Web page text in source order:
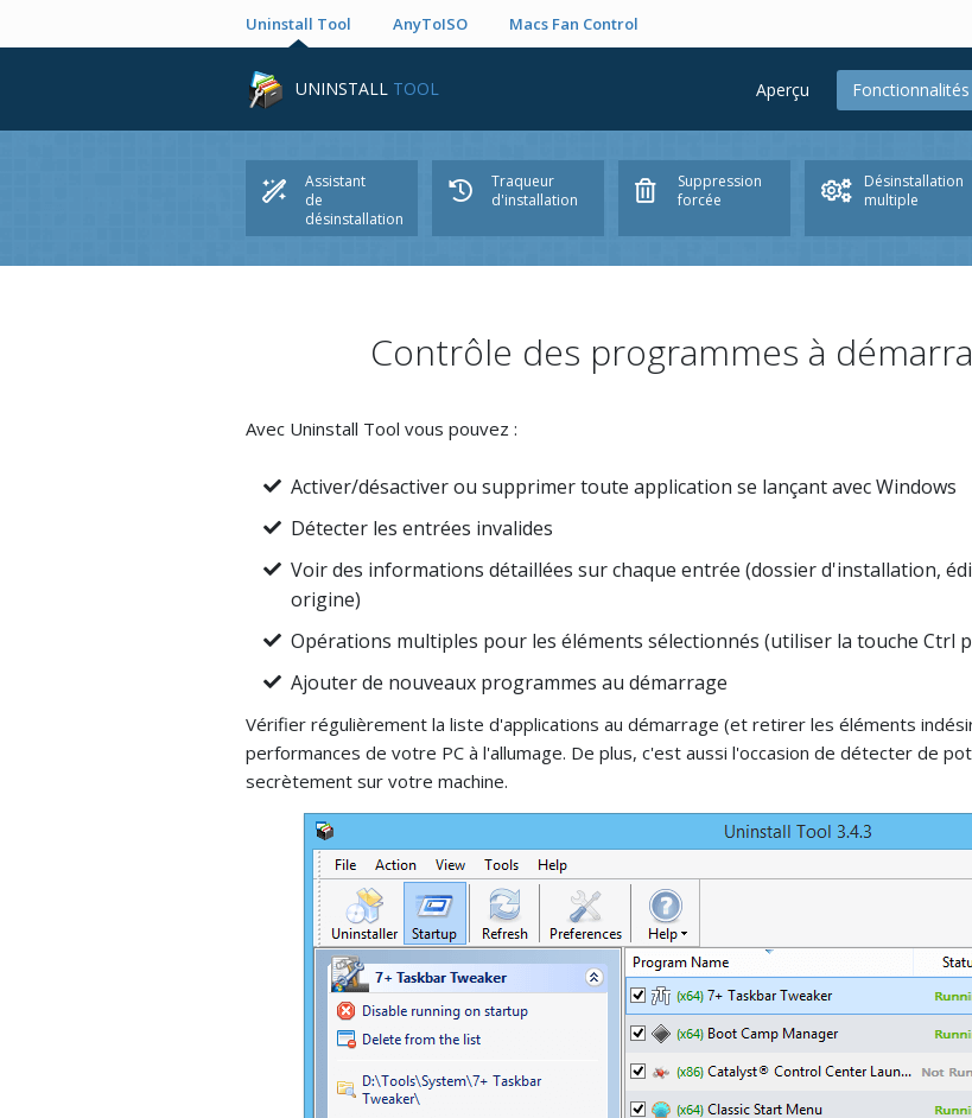
Uninstall Tool AnyToISO Macs Fan Control
UNINSTALL TOOL Aperçu Fonctionnalités
Assistant
de
désinstallation
Traqueur
d'installation
Suppression
forcée
Désinstallation
multiple
Contrôle des programmes à
Avec Uninstall Tool vous pouvez :
Activer/désactiver ou supprimer toute application se lançant avec Windows
Détecter les entrées invalides
Voir des informations détaillées sur chaque entrée (dossier d'installation,
origine)
Opérations multiples pour les éléments sélectionnés (utiliser la touche Ctrl
Ajouter de nouveaux programmes au démarrage
Vérifier régulièrement la liste d'applications au démarrage (et retirer les éléments
performances de votre PC à l'allumage. De plus, c'est aussi l'occasion de détecter de
secrètement sur votre machine.